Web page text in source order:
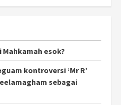
esok?
kontroversi ‘Mr R’
sebagai